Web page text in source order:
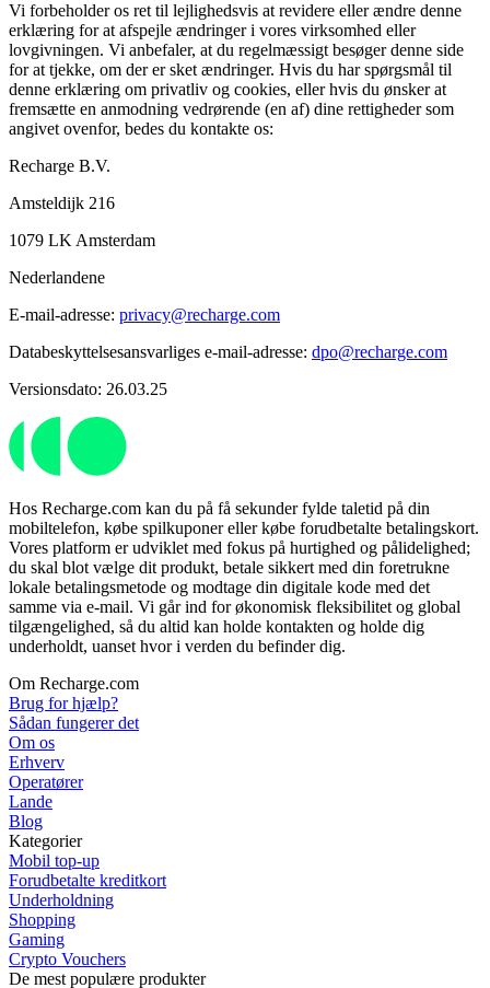
Vi forbeholder os ret til lejlighedsvis at revidere eller ændre denne
erklæring for at afspejle ændringer i vores virksomhed eller
lovgivningen. Vi anbefaler, at du regelmæssigt besøger denne side
for at tjekke, om der er sket ændringer. Hvis du har spørgsmål til
denne erklæring om privatliv og cookies, eller hvis du ønsker at
fremsætte en anmodning vedrørende (en af) dine rettigheder som
angivet ovenfor, bedes du kontakte os:
Recharge B.V.
Amsteldijk 216
1079 LK Amsterdam
Nederlandene
E-mail-adresse: privacy@recharge.com
Databeskyttelsesansvarliges e-mail-adresse: dpo@recharge.com
Versionsdato: 26.03.25
Hos Recharge.com kan du på få sekunder fylde taletid på din
mobiltelefon, købe spilkuponer eller købe forudbetalte betalingskort.
Vores platform er udviklet med fokus på hurtighed og pålidelighed;
du skal blot vælge dit produkt, betale sikkert med din foretrukne
lokale betalingsmetode og modtage din digitale kode med det
samme via e-mail. Vi går ind for økonomisk fleksibilitet og global
tilgængelighed, så du altid kan holde kontakten og holde dig
underholdt, uanset hvor i verden du befinder dig.
Om Recharge.com
Brug for hjælp?
Sådan fungerer det
Om os
Erhverv
Operatører
Lande
Blog
Kategorier
Mobil top-up
Forudbetalte kreditkort
Underholdning
Shopping
Gaming
Crypto Vouchers
De mest populære produkter